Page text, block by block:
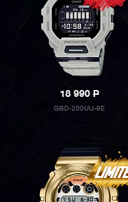
18 990P
GBD-200UU-9E